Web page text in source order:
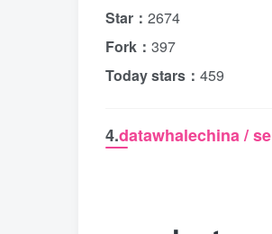
Star： 2674
Fork： 397
Today stars： 459
4.datawhalechina /